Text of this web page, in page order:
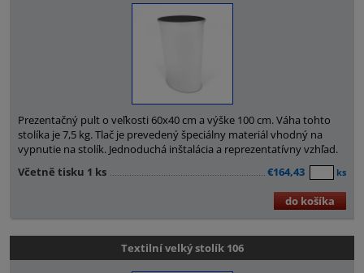
Prezentačný pult o veľkosti 60x40 cm a výške 100 cm. Váha tohto
stolíka je 7,5 kg. Tlač je prevedený špeciálny materiál vhodný na
vypnutie na stolík. Jednoduchá inštalácia a reprezentatívny vzhľad.
Včetně tisku 1 ks
€164,43 ks
do košíka
Textilní velký stolík 106